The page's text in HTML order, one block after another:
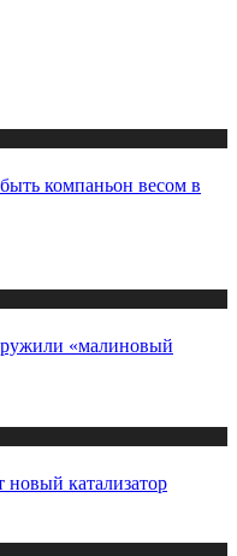
компаньон весом в
«малиновый
катализатор